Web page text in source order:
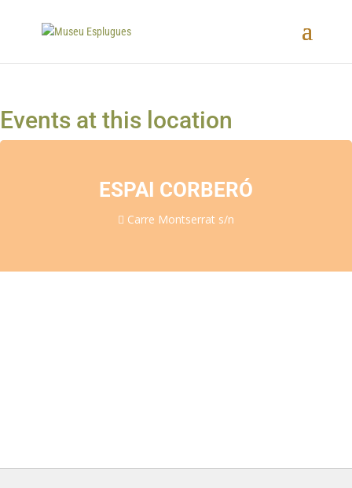
Events at this location
ESPAI CORBERÓ
Carre Montserrat s/n